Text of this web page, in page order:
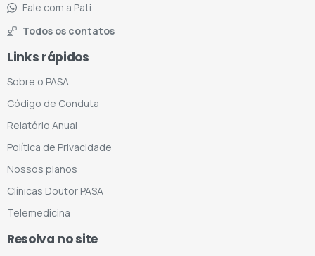
Fale com a Pati
Todos os contatos
Links rápidos
Sobre o PASA
Código de Conduta
Relatório Anual
Política de Privacidade
Nossos planos
Clínicas Doutor PASA
Telemedicina
Resolva no site